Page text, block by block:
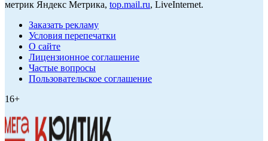
метрик Яндекс Метрика, top.mail.ru, LiveInternet.
Заказать рекламу
Условия перепечатки
О сайте
Лицензионное соглашение
Частые вопросы
Пользовательское соглашение
16+